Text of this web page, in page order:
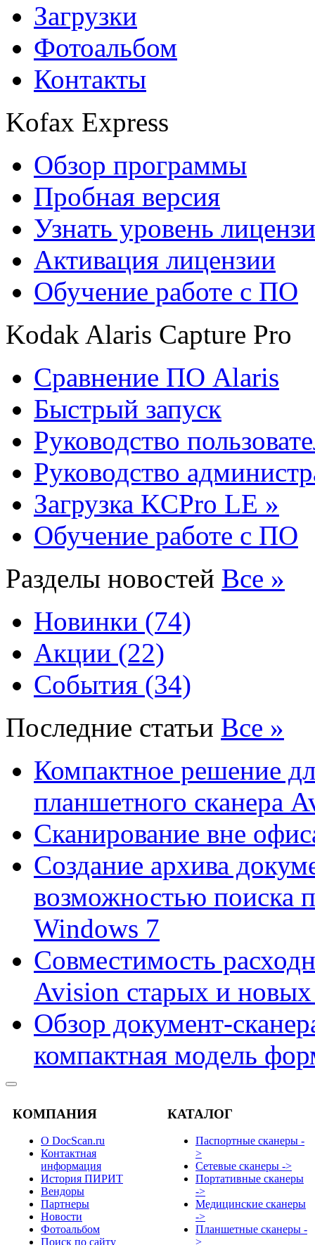
Загрузки
Фотоальбом
Контакты
Kofax Express
Обзор программы
Пробная версия
Узнать уровень
Активация лицензии
Обучение работе с ПО
Kodak Alaris Capture Pro
Сравнение ПО Alaris
Быстрый запуск
Руководство
Руководство
Загрузка KCPro LE »
Обучение работе с ПО
Разделы новостей Все »
Новинки (74)
Акции (22)
События (34)
Последние статьи Все »
Компактное решение
планшетного сканера
Сканирование вне
Создание архива
возможностью поиска
Windows 7
Совместимость
Avision старых и новых
Обзор документ-
компактная модель
КОМПАНИЯ
О DocScan.ru
Контактная
информация
История ПИРИТ
Вендоры
Партнеры
Новости
Фотоальбом
Поиск по сайту
КАТАЛОГ
Паспортные сканеры -
>
Сетевые сканеры ->
Портативные сканеры
->
Медицинские сканеры
->
Планшетные сканеры -
>